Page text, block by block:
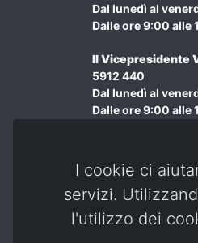
I cookie ci
servizi.
l'utilizzo dei
Dal lunedì al
Dalle ore 9:00 alle
Il Vicepresidente
5912 440
Dal lunedì al
Dalle ore 9:00 alle
Dalle ore 9:00 alle
Email:
Email PEC: